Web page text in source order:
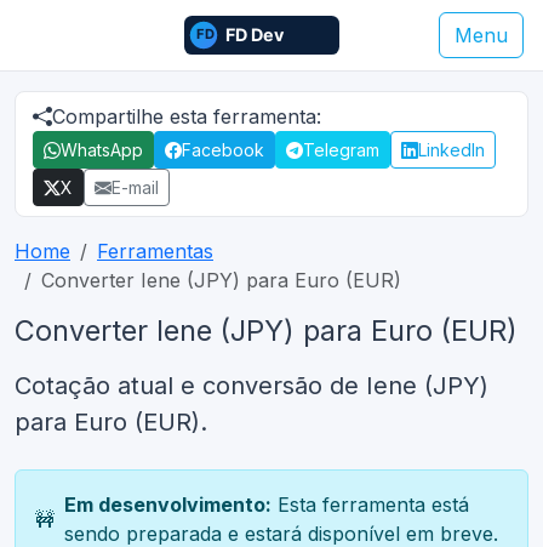
Menu
Compartilhe esta ferramenta:
WhatsApp Facebook Telegram
LinkedIn
X
E-mail
Home
Ferramentas
Converter Iene (JPY) para Euro (EUR)
Converter Iene (JPY) para Euro (EUR)
Cotação atual e conversão de Iene (JPY)
para Euro (EUR).
🚧
Em desenvolvimento: Esta ferramenta está
sendo preparada e estará disponível em breve.